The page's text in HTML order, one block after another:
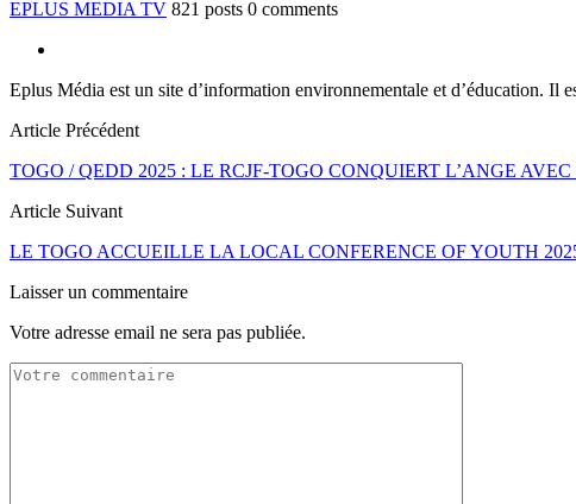
EPLUS MEDIA TV 821 posts 0 comments
Eplus Média est un site d’information environnementale et d’éducation.
Article Précédent
TOGO / QEDD 2025 : LE RCJF-TOGO CONQUIERT L’ANGE
Article Suivant
LE TOGO ACCUEILLE LA LOCAL CONFERENCE OF YOUTH
Laisser un commentaire
Votre adresse email ne sera pas publiée.